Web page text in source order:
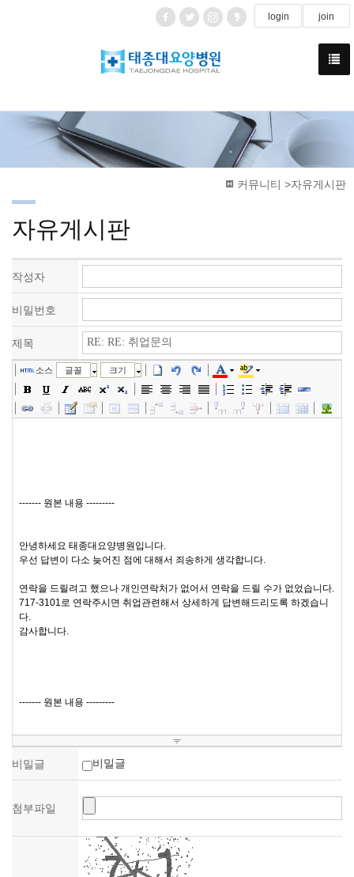
login join
커뮤니티 >자유게시판
자유게시판
작성자
비밀번호
제목
소스 글꼴 크기
비밀글 비밀글
첨부파일